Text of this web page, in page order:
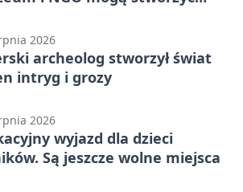
2026
archeolog stworzył świat
intryg i grozy
2026
wyjazd dla dzieci
Są jeszcze wolne miejsca